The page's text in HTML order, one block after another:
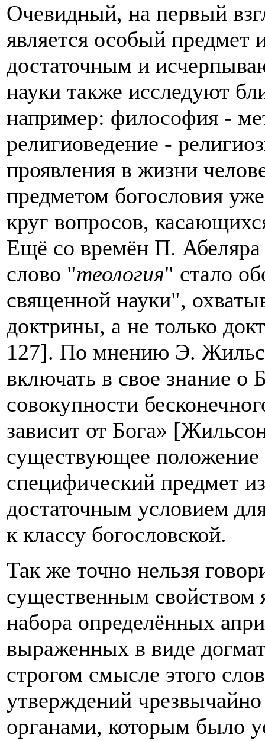
Очевидный, на первый
является особый предмет
достаточным и
науки также исследуют
например: философия -
религиоведение -
проявления в жизни
предметом богословия
круг вопросов,
Ещё со времён П.
слово "теология" стало
священной науки",
доктрины, а не только
127]. По мнению Э.
включать в свое знание о
совокупности
зависит от Бога»
существующее положение
специфический предмет
достаточным условием
к классу богословской.
Так же точно нельзя
существенным свойством
набора определённых
выраженных в виде
строгом смысле этого
утверждений
органами, которым было